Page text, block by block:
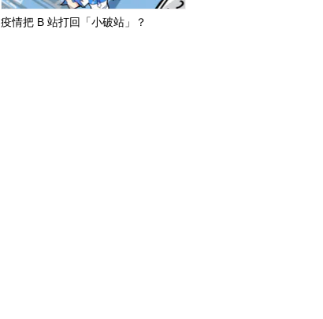
疫情把 B 站打回「小破站」？